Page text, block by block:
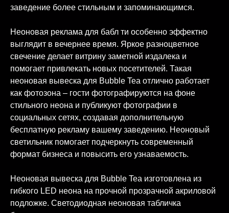
заведение более стильным и запоминающимся.
Неоновая реклама для бабл ти особенно эффектно
выглядит в вечернее время. Яркое разноцветное
свечение делает витрину заметной издалека и
помогает привлекать новых посетителей. Такая
неоновая вывеска для Bubble Tea отлично работает
как фотозона – гости фотографируются на фоне
стильного неона и публикуют фотографии в
социальных сетях, создавая дополнительную
бесплатную рекламу вашему заведению. Неоновый
светильник помогает подчеркнуть современный
формат бизнеса и повысить его узнаваемость.
Неоновая вывеска для Bubble Tea изготовлена из
гибкого LED неона на прочной прозрачной акриловой
подложке. Светодиодная неоновая табличка